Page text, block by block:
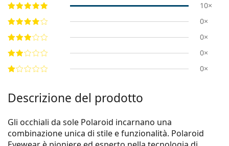
10×
0×
0×
0×
0×
Descrizione del prodotto
Gli occhiali da sole Polaroid incarnano una
combinazione unica di stile e funzionalità. Polaroid